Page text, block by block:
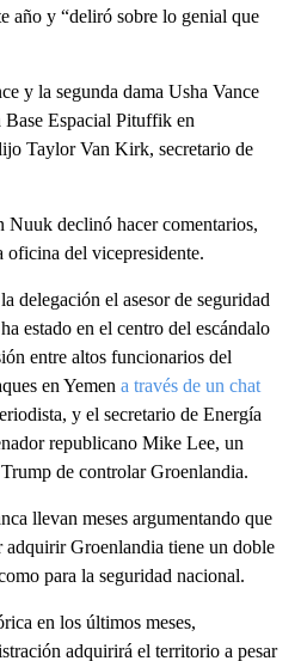
año y “deliró sobre lo genial que
y la segunda dama Usha Vance
Base Espacial Pituffik en
Taylor Van Kirk, secretario de
declinó hacer comentarios,
oficina del vicepresidente.
delegación el asesor de seguridad
estado en el centro del escándalo
entre altos funcionarios del
en Yemen a través de un chat
y el secretario de Energía
republicano Mike Lee, un
de controlar Groenlandia.
llevan meses argumentando que
Groenlandia tiene un doble
para la seguridad nacional.
en los últimos meses,
adquirirá el territorio a pesar